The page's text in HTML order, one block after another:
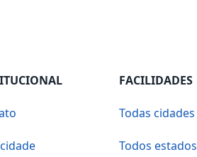
FACILIDADES
Todas cidades
Todos estados